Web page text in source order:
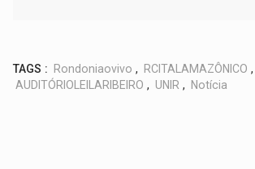
TAGS : Rondoniaovivo , RCITALAMAZÔNICO ,
AUDITÓRIOLEILARIBEIRO , UNIR , Notícia